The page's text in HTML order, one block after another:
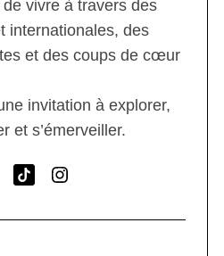
de vivre à travers des
internationales, des
et des coups de cœur
invitation à explorer,
et s’émerveiller.